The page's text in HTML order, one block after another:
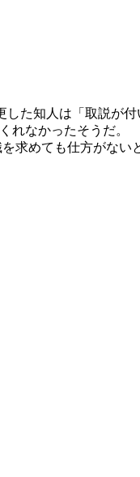
た知人は「取説が付
れなかったそうだ。
求めても仕方がない